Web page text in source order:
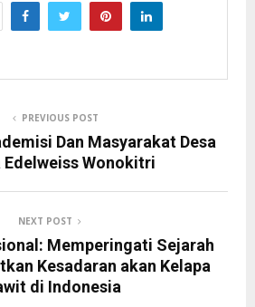
PREVIOUS POST
Dan Masyarakat Desa
Edelweiss Wonokitri
NEXT POST
Memperingati Sejarah
Kesadaran akan Kelapa
di Indonesia